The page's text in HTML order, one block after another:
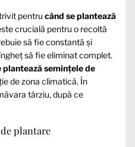
pentru când se plantează
crucială pentru o recoltă
să fie constantă și
să fie eliminat complet.
plantează semințele de
de zona climatică. În
târziu, după ce
plantare